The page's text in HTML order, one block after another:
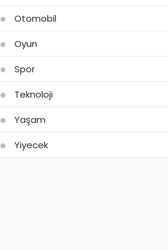
Otomobil
Oyun
Spor
Teknoloji
Yaşam
Yiyecek